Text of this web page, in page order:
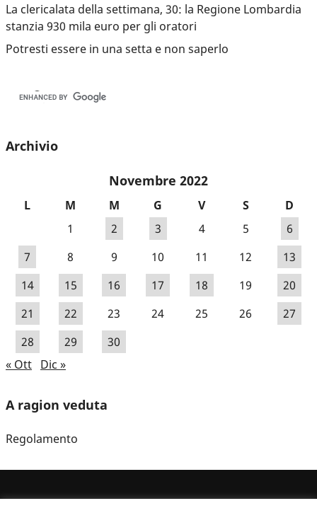
La clericalata della settimana, 30: la Regione Lombardia
stanzia 930 mila euro per gli oratori
Potresti essere in una setta e non saperlo
Archivio
Novembre 2022
L M M G V S
D
1
2 3 4 5
6
7
8 9 10 11 12
13
14
15 16 17 18 19
20
21
22 23 24 25 26
27
28
29
30
« Ott Dic »
A ragion veduta
Regolamento